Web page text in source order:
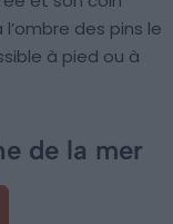
des pins le
à pied ou à
de la mer